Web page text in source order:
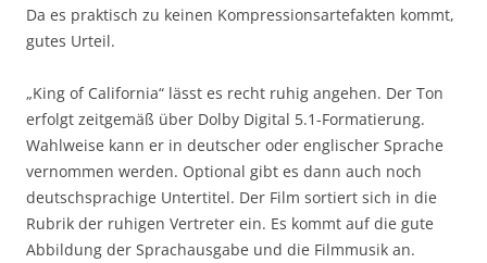
Da es praktisch zu keinen Kompressionsartefakten kommt,
gutes Urteil.
„King of California“ lässt es recht ruhig angehen. Der Ton
erfolgt zeitgemäß über Dolby Digital 5.1-Formatierung.
Wahlweise kann er in deutscher oder englischer Sprache
vernommen werden. Optional gibt es dann auch noch
deutschsprachige Untertitel. Der Film sortiert sich in die
Rubrik der ruhigen Vertreter ein. Es kommt auf die gute
Abbildung der Sprachausgabe und die Filmmusik an.